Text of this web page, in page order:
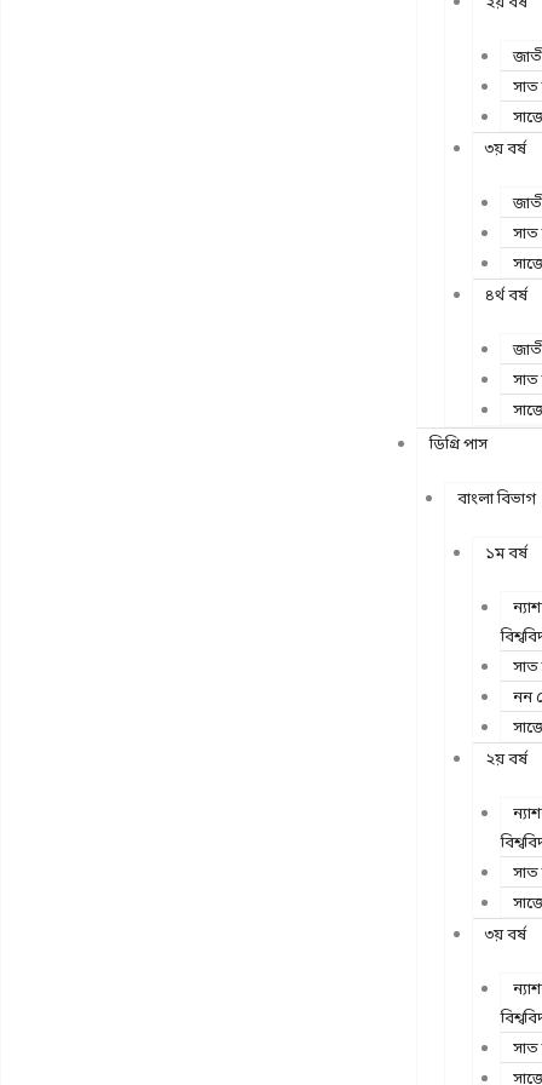
৩য় বর্ষ
৪র্থ বর্ষ
ডিগ্রি পাস
বাংলা বিভাগ
১ম বর্ষ
নন
২য় বর্ষ
৩য় বর্ষ